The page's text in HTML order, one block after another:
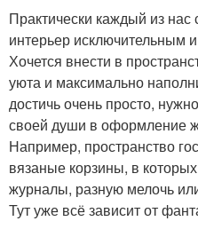
Практически каждый из нас
интерьер исключительным
Хочется внести в
уюта и максимально
достичь очень просто,
своей души в оформление
Например, пространство
вязаные корзины, в
журналы, разную мелочь
Тут уже всё зависит от